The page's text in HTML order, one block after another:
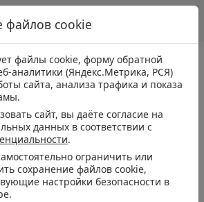
файлов cookie
файлы cookie, форму обратной
аналитики (Яндекс.Метрика, РСЯ)
сайта, анализа трафика и показа
сайт, вы даёте согласие на
данных в соответствии с
.
ограничить или
сохранение файлов cookie,
настройки безопасности в